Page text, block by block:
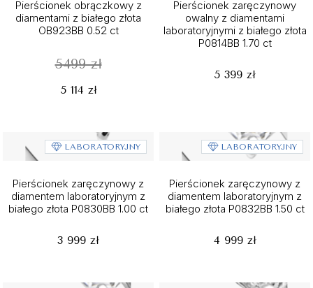
Pierścionek obrączkowy z
diamentami z białego złota
OB923BB 0.52 ct
5499 zł
5 114 zł
Pierścionek zaręczynowy
owalny z diamentami
laboratoryjnymi z białego złota
P0814BB 1.70 ct
5 399 zł
LABORATORYJNY
Pierścionek zaręczynowy z
diamentem laboratoryjnym z
białego złota P0830BB 1.00 ct
3 999 zł
LABORATORYJNY
Pierścionek zaręczynowy z
diamentem laboratoryjnym z
białego złota P0832BB 1.50 ct
4 999 zł